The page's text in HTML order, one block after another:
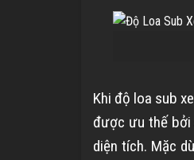
Khi độ loa sub
được ưu thế bởi
diện tích. Mặc